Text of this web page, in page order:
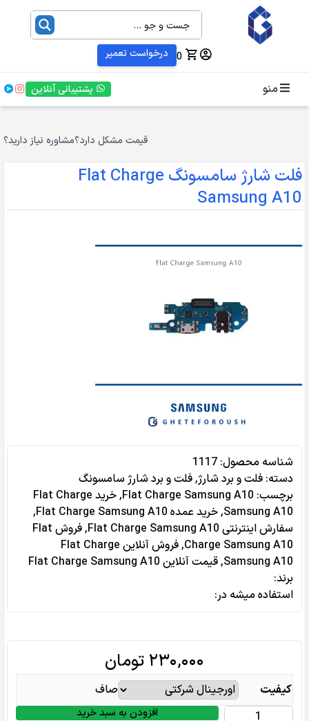
0 درخواست تعمیر
منو پشتیبانی آنلاین
قیمت مشکل دارد؟مشاوره نیاز دارید؟
فلت شارژ سامسونگ Flat Charge
Samsung A10
شناسه محصول: 1117
دسته: فلت و برد شارژ,فلت و برد شارژ سامسونگ
برچسب: Flat Charge Samsung A10
,
خرید Flat Charge
Samsung A10
,خرید عمده Flat Charge Samsung A10
,
سفارش اینترنتی Flat Charge Samsung A10
,
فروش Flat
Charge Samsung A10
,
فروش آنلاین Flat Charge
Samsung A10
,قیمت آنلاین Flat Charge Samsung A10
برند:
استفاده میشه در‌:
۲۳۰,۰۰۰ تومان
کیفیت
صاف
افزودن به سبد خرید